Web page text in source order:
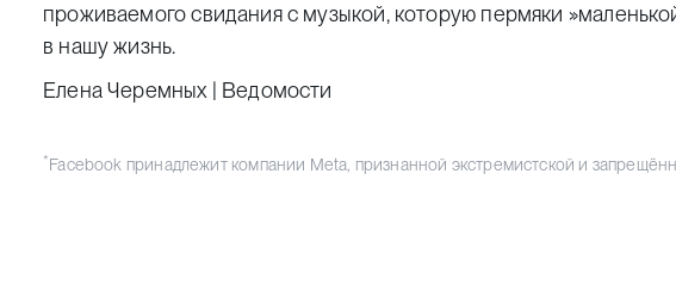
проживаемого свидания с музыкой, которую пермяки »
в нашу жизнь.
Елена Черемных | Ведомости
*Facebook принадлежит компании Meta, признанной экстремистской и